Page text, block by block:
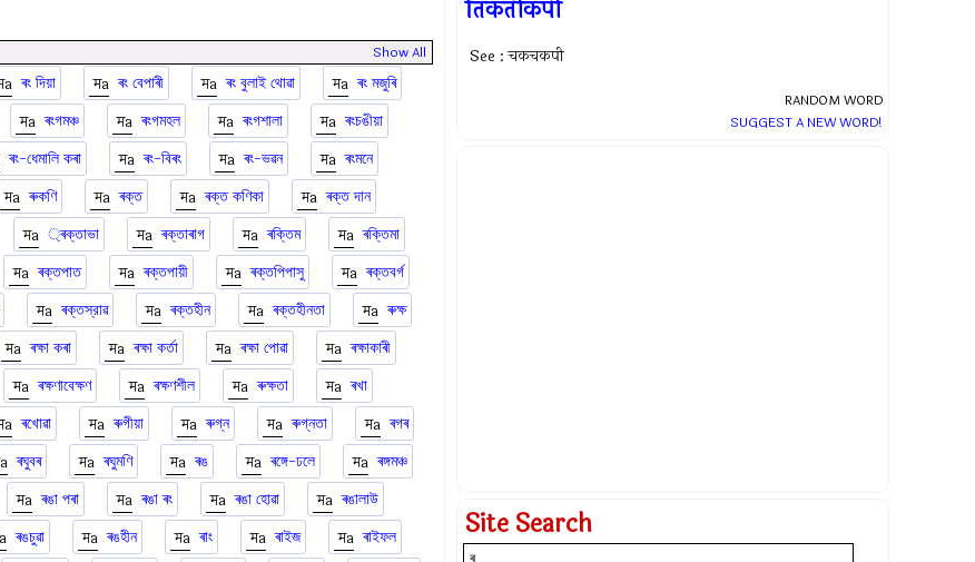
Show All
ৰং দিয়া ৰং বেপাৰী ৰং বুলাই থোৱা
ৰং মজুৰি
ৰংগমঞ্চ ৰংগমহল ৰংগশালা
ৰংচঙীয়া
ৰং-ধেমালি কৰা ৰং-বিৰং ৰং-ভৱন
ৰংমনে
ৰুকণি ৰক্ত ৰক্ত কণিকা
ৰক্ত দান
্ৰক্তাভা ৰক্তাৰাগ ৰক্তিম
ৰক্তিমা
ৰক্তপাত ৰক্তপায়ী ৰক্তপিপাসু
ৰক্তবর্গ
ৰক্তস্রাৱ ৰক্তহীন ৰক্তহীনতা
ৰুক্ষ
ৰক্ষা কৰা ৰক্ষা কর্তা ৰক্ষা পোৱা
ৰক্ষাকাৰী
ৰক্ষণাবেক্ষণ ৰক্ষণশীল ৰুক্ষতা
ৰখা
ৰখোৱা ৰুগীয়া ৰুগ্ন ৰুগ্নতা
ৰগৰ
ৰঘুবৰ ৰঘুমণি ৰঙ ৰঙ্গে-ঢলে
ৰঙ্গমঞ্চ
ৰঙা পৰা ৰঙা ৰং ৰঙা হোৱা
ৰঙালাউ
ৰঙচুৱা ৰঙহীন ৰাং ৰাইজ
ৰাইফল
तिकतीकपी
See : चकचकपी
RANDOM WORD
SUGGEST A NEW WORD!
Site Search